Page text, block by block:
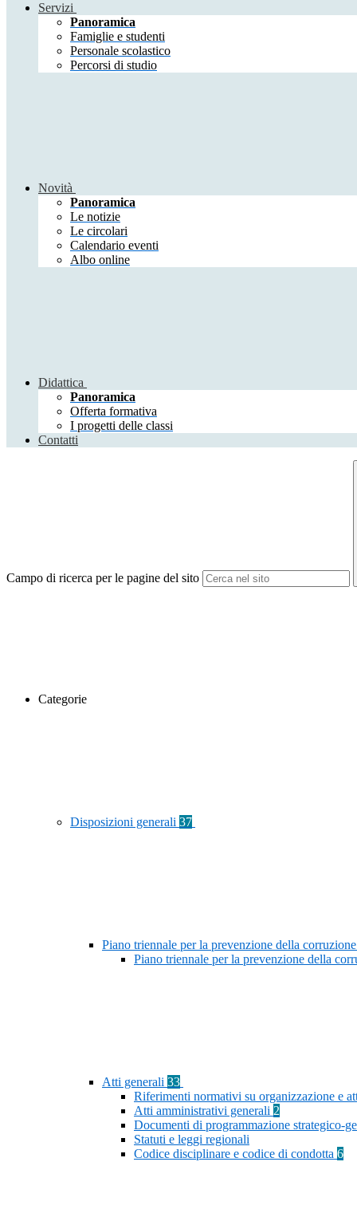
Servizi
Panoramica
Famiglie e studenti
Personale scolastico
Percorsi di studio
Novità
Panoramica
Le notizie
Le circolari
Calendario eventi
Albo online
Didattica
Panoramica
Offerta formativa
I progetti delle classi
Contatti
Campo di ricerca per le pagine del sito
Categorie
Disposizioni generali 37
Piano triennale per la prevenzione della
Piano triennale per la prevenzione della
Atti generali 33
Riferimenti normativi su organizzazione e
Atti amministrativi generali 2
Documenti di programmazione strategico-
Statuti e leggi regionali
Codice disciplinare e codice di condotta 6